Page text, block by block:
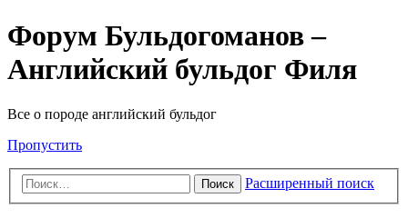
Форум Бульдогоманов –
Английский бульдог Филя
Все о породе английский бульдог
Пропустить
Поиск Расширенный поиск